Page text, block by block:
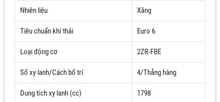
Nhiên liệu Xăng
Tiêu chuẩn khí thải Euro 6
Loại động cơ 2ZR-FBE
Số xy lanh/Cách bố trí 4/Thẳng hàng
Dung tích xy lanh (cc) 1798